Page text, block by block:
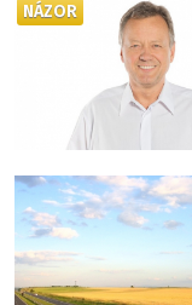
NÁZOR